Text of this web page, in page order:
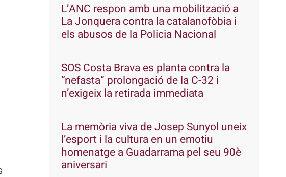
L’ANC respon amb una mobilització a
La Jonquera contra la catalanofòbia i
els abusos de la Policia Nacional
SOS Costa Brava es planta contra la
“nefasta” prolongació de la C-32 i
n’exigeix la retirada immediata
La memòria viva de Josep Sunyol uneix
l’esport i la cultura en un emotiu
homenatge a Guadarrama pel seu 90è
aniversari